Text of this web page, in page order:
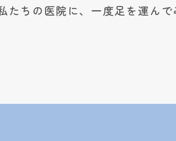
たちの医院に、一度足を運ん